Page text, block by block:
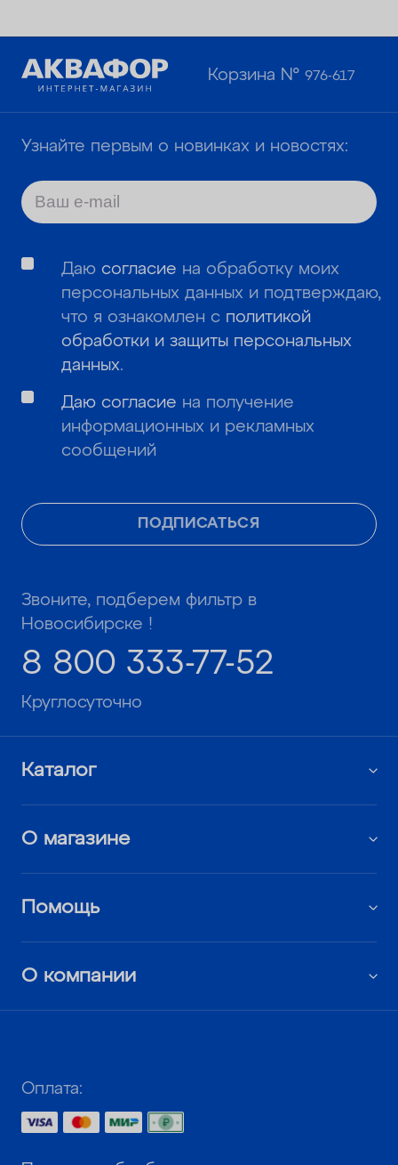
Корзина №976-617
Узнайте первым о новинках и новостях:
ПОДПИСАТЬСЯ
Даю согласие на обработку моих
персональных данных и подтверждаю,
что я ознакомлен с политикой
обработки и защиты персональных
данных.
Даю согласие на получение
информационных и рекламных
сообщений
Звоните, подберем фильтр в
Новосибирске !
8 800 333-77-52
Круглосуточно
Каталог
О магазине
Помощь
О компании
Оплата: